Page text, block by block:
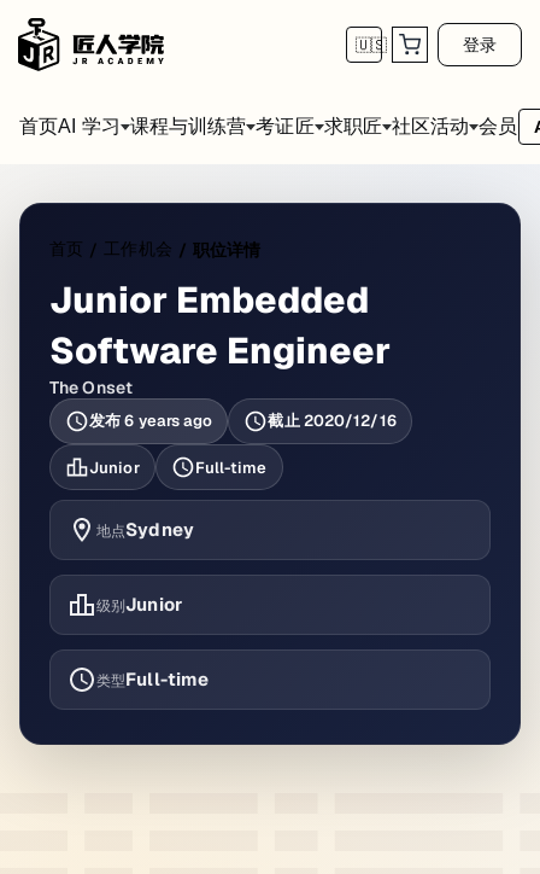
🇺🇸 登录
首页AI 学习 课程与训练营 考证匠 求职匠 社区活动 会员
首页 / 工作机会 / 职位详情
Junior Embedded
Software Engineer
The Onset
发布6 years ago 截止2020/12/16
Junior Full-time
地点Sydney
级别Junior
类型Full-time